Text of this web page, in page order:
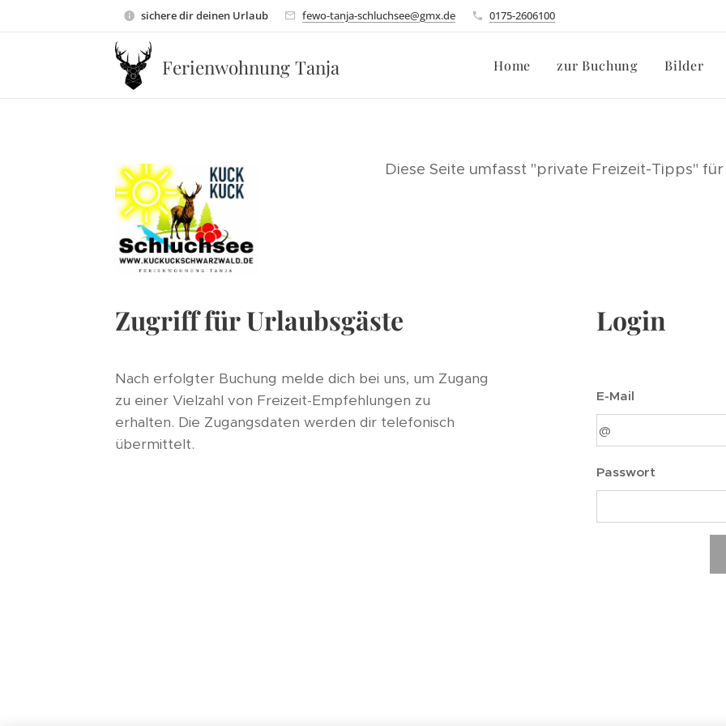
sichere dir deinen Urlaub fewo-tanja-schluchsee@gmx.de 0175-2606100
Ferienwohnung Tanja Home zur Buchung Bilder
Diese Seite umfasst "private Freizeit-Tipps"
Zugriff für Urlaubsgäste
Nach erfolgter Buchung melde dich bei uns, um Zugang
zu einer Vielzahl von Freizeit-Empfehlungen zu
erhalten. Die Zugangsdaten werden dir telefonisch
übermittelt.
Login
E-Mail
Passwort